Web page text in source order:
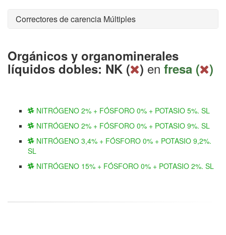
Correctores de carencia Múltiples
Orgánicos y organominerales
líquidos dobles: NK ( ) en fresa ( )
NITRÓGENO 2% + FÓSFORO 0% + POTASIO 5%. SL
NITRÓGENO 2% + FÓSFORO 0% + POTASIO 9%. SL
NITRÓGENO 3,4% + FÓSFORO 0% + POTASIO 9,2%.
SL
NITRÓGENO 15% + FÓSFORO 0% + POTASIO 2%. SL